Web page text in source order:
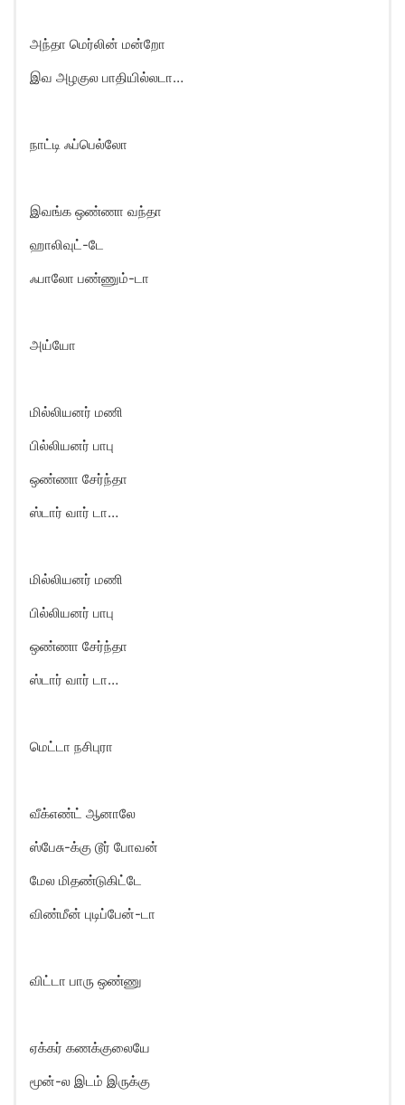
அந்தா மெர்லின் மன்றோ
இவ அழகுல பாதியில்லடா…
நாட்டி ஃப்பெல்லாே
இவங்க ஒண்ணா வந்தா
ஹாலிவுட்-டே
ஃபாலோ பண்ணும்-டா
அய்யோ
மில்லியனர் மணி
பில்லியனர் பாபு
ஒண்ணா சேர்ந்தா
ஸ்டார் வார் டா…
மில்லியனர் மணி
பில்லியனர் பாபு
ஒண்ணா சேர்ந்தா
ஸ்டார் வார் டா…
மெட்டா நசிபுரா
வீக்எண்ட் ஆனாலே
ஸ்பேசு-க்கு டூர் போவன்
மேல மிதண்டுகிட்டே
விண்மீன் புடிப்பேன்-டா
விட்டா பாரு ஒண்ணு
ஏக்கர் கணக்குலையே
மூன்-ல இடம் இருக்கு